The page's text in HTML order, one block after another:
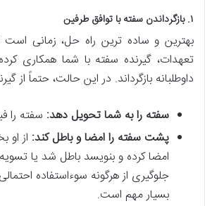
۱. بازگرداندن سفته با توافق طرفین
بهترین و ساده ترین راه حل، زمانی
تعهدات، گیرنده سفته با شما همکاری
داوطلبانه بازگرداند. در این حالت، حتماً از
سفته را به شما تحویل دهد: سفته را
پشت سفته را امضا و باطل کند: از او
امضا کرده و بنویسد باطل شد یا
جلوگیری از هرگونه سوءاستفاده
بسیار مهم است.